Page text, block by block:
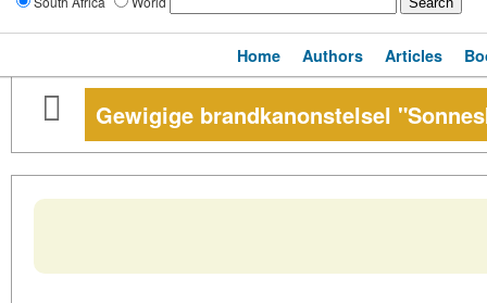
Home Authors Articles
Gewigige brandkanonstelsel